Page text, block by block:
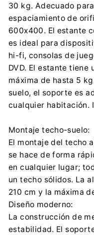
Korfantego 7,
30 kg. Adecuado
espaciamiento de
600x400. El estante
es ideal para
hi-fi, consolas de
DVD. El estante tiene
máxima de hasta 5
suelo, el soporte es
cualquier habitación.
Montaje techo-suelo:
El montaje del techo
se hace de forma
en cualquier lugar;
un techo sólidos. La
210 cm y la máxima
Diseño moderno:
La construcción de
estabilidad. El